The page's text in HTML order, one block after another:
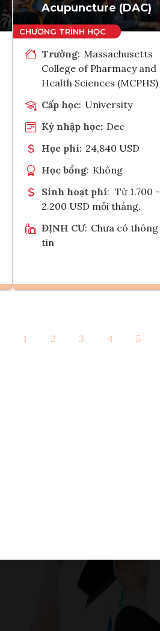
Acupuncture (DAC)
Trường: Massachusetts
College of Pharmacy and
Health Sciences (MCPHS)
Cấp học: University
Kỳ nhập học: Dec
Học phí: 24,840 USD
Học bổng: Không
Sinh hoạt phí: Từ 1.700 -
2.200 USD mỗi tháng.
ĐỊNH CƯ: Chưa có thông
tin
Tham vấn Interlink
1 2 3 4 5